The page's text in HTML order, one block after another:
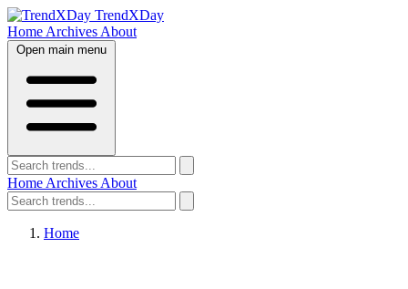
TrendXDay
Home Archives About
Open main menu
Home Archives About
Home